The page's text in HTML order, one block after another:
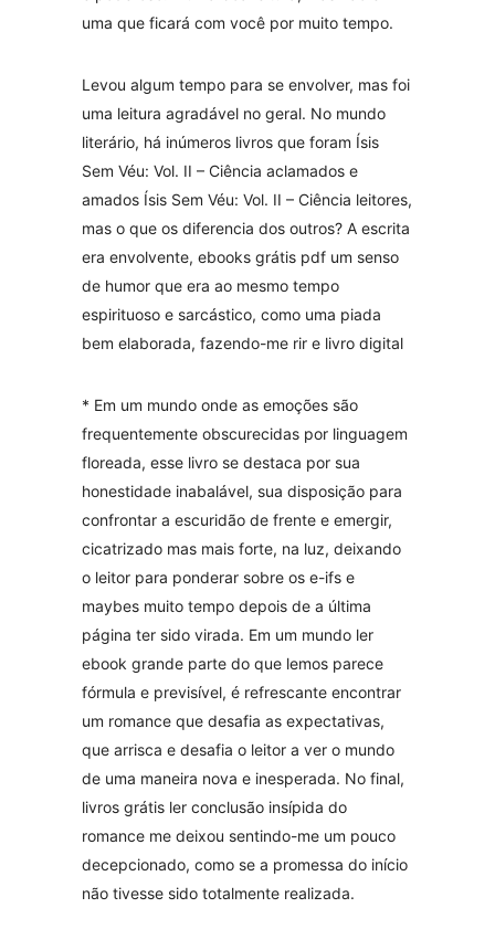
uma que ficará com você por muito tempo.
Levou algum tempo para se envolver, mas foi
uma leitura agradável no geral. No mundo
literário, há inúmeros livros que foram Ísis
Sem Véu: Vol. II – Ciência aclamados e
amados Ísis Sem Véu: Vol. II – Ciência leitores,
mas o que os diferencia dos outros? A escrita
era envolvente, ebooks grátis pdf um senso
de humor que era ao mesmo tempo
espirituoso e sarcástico, como uma piada
bem elaborada, fazendo-me rir e livro digital
* Em um mundo onde as emoções são
frequentemente obscurecidas por linguagem
floreada, esse livro se destaca por sua
honestidade inabalável, sua disposição para
confrontar a escuridão de frente e emergir,
cicatrizado mas mais forte, na luz, deixando
o leitor para ponderar sobre os e-ifs e
maybes muito tempo depois de a última
página ter sido virada. Em um mundo ler
ebook grande parte do que lemos parece
fórmula e previsível, é refrescante encontrar
um romance que desafia as expectativas,
que arrisca e desafia o leitor a ver o mundo
de uma maneira nova e inesperada. No final,
livros grátis ler conclusão insípida do
romance me deixou sentindo-me um pouco
decepcionado, como se a promessa do início
não tivesse sido totalmente realizada.